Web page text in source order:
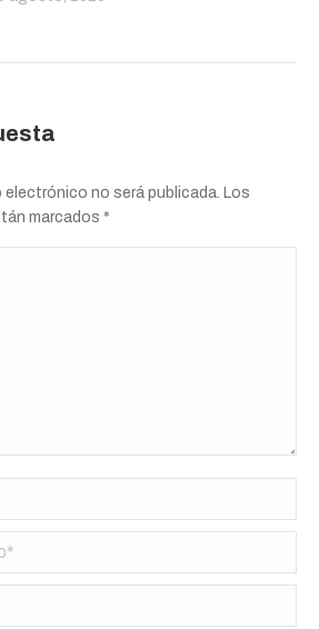
electrónico no será publicada. Los
marcados *